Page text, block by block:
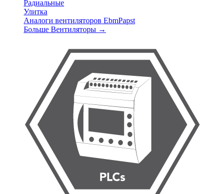
Радиальные
Улитка
Аналоги вентиляторов EbmPapst
Больше Вентиляторы →